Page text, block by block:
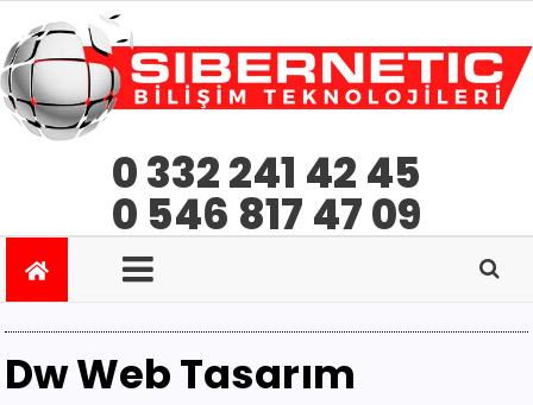
0 332 241 42 45
0 546 817 47 09
Dw Web Tasarım